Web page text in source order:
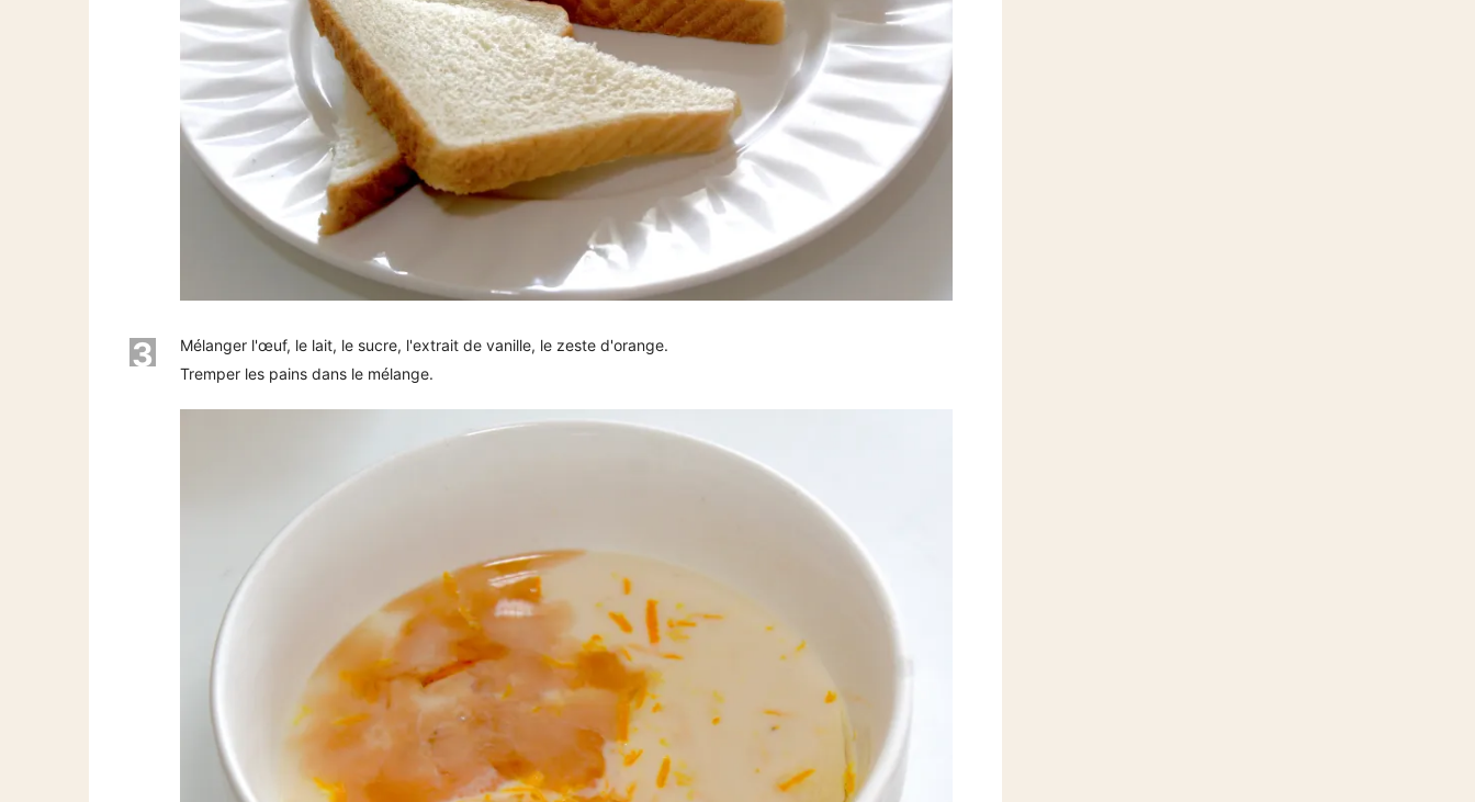
3
Mélanger l'œuf, le lait, le sucre, l'extrait de vanille, le zeste d'orange.
Tremper les pains dans le mélange.